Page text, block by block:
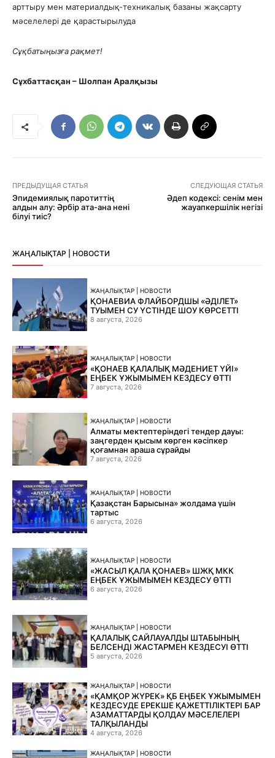
арттыру мен материалдық-техникалық базаны жақсарту
мәселелері де қарастырылуда
Сұқбатыңызғарақмет!
Сұхбаттасқан – Шолпан Аралқызы
ПРЕДЫДУЩАЯ СТАТЬЯ
Эпидемиялық паротиттің
алдын алу: Әрбір ата-ана нені
білуі тиіс?
СЛЕДУЮЩАЯ СТАТЬЯ
Әдеп кодексі: сенім мен
жауапкершілік негізі
ЖАҢАЛЫҚТАР | НОВОСТИ
ЖАҢАЛЫҚТАР | НОВОСТИ
ҚОНАЕВИА ФЛАЙБОРДШЫ «ӘДІЛЕТ»
ТУЫМЕН СУ ҮСТІНДЕ ШОУ КӨРСЕТТІ
8 августа, 2026
ЖАҢАЛЫҚТАР | НОВОСТИ
«ҚОНАЕВ ҚАЛАЛЫҚ МӘДЕНИЕТ ҮЙІ»
ЕҢБЕК ҰЖЫМЫМЕН КЕЗДЕСУ ӨТТІ
7 августа, 2026
ЖАҢАЛЫҚТАР | НОВОСТИ
Алматы мектептеріндегі тендер дауы:
заңгерден қысым көрген кәсіпкер
қоғамнан араша сұрайды
7 августа, 2026
ЖАҢАЛЫҚТАР | НОВОСТИ
Қазақстан Барысына» жолдама үшін
тартыс
6 августа, 2026
ЖАҢАЛЫҚТАР | НОВОСТИ
«ЖАСЫЛ ҚАЛА ҚОНАЕВ» ШЖҚ МКК
ЕҢБЕК ҰЖЫМЫМЕН КЕЗДЕСУ ӨТТІ
6 августа, 2026
ЖАҢАЛЫҚТАР | НОВОСТИ
ҚАЛАЛЫҚ САЙЛАУАЛДЫ ШТАБЫНЫҢ
БЕЛСЕНДІ ЖАСТАРМЕН КЕЗДЕСУІ ӨТТІ
5 августа, 2026
ЖАҢАЛЫҚТАР | НОВОСТИ
«ҚАМҚОР ЖҮРЕК» ҚБ ЕҢБЕК ҰЖЫМЫМЕН
КЕЗДЕСУДЕ ЕРЕКШЕ ҚАЖЕТТІЛІКТЕРІ БАР
АЗАМАТТАРДЫ ҚОЛДАУ МӘСЕЛЕЛЕРІ
ТАЛҚЫЛАНДЫ
4 августа, 2026
ЖАҢАЛЫҚТАР | НОВОСТИ